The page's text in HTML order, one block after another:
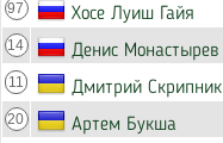
97 Хосе Луиш Гайя
14 Денис Монастырев
11 Дмитрий Скрипник
20 Артем Букша